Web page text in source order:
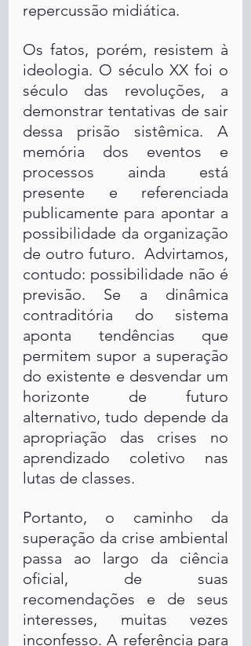
repercussão midiática.
Os fatos, porém, resistem à
ideologia. O século XX foi o
século das revoluções, a
demonstrar tentativas de sair
dessa prisão sistêmica. A
memória dos eventos e
processos ainda está
presente e referenciada
publicamente para apontar a
possibilidade da organização
de outro futuro.  Advirtamos,
contudo: possibilidade não é
previsão. Se a dinâmica
contraditória do sistema
aponta tendências que
permitem supor a superação
do existente e desvendar um
horizonte de futuro
alternativo, tudo depende da
apropriação das crises no
aprendizado coletivo nas
lutas de classes.
Portanto, o caminho da
superação da crise ambiental
passa ao largo da ciência
oficial, de suas
recomendações e de seus
interesses, muitas vezes
inconfesso. A referência para